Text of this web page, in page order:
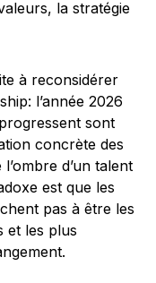
la stratégie
à reconsidérer
l’année 2026
sont
concrète des
d’un talent
est que les
pas à être les
et les plus